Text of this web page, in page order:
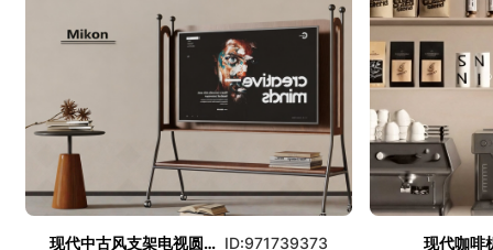
现代中古风支架电视圆几组合 ID:971739373 现代咖啡